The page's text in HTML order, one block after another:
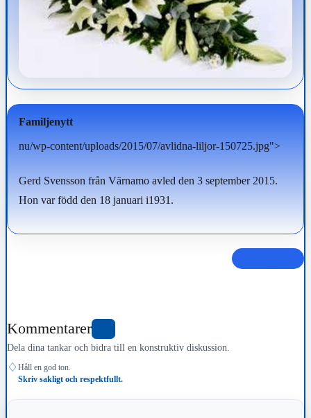
Familjenytt
nu/wp-content/uploads/2015/07/avlidna-liljor-150725.jpg">
Gerd Svensson från Värnamo avled den 3 september 2015.
Hon var född den 18 januari i1931.
Kommentarer
Dela dina tankar och bidra till en konstruktiv diskussion.
♢ Håll en god ton.
Skriv sakligt och respektfullt.